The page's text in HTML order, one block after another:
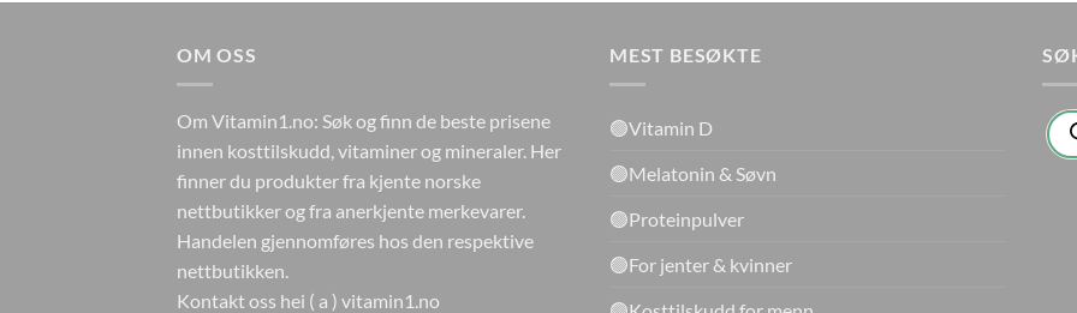
OM OSS
Om Vitamin1.no: Søk og finn de beste prisene
innen kosttilskudd, vitaminer og mineraler. Her
finner du produkter fra kjente norske
nettbutikker og fra anerkjente merkevarer.
Handelen gjennomføres hos den respektive
nettbutikken.
Kontakt oss hei ( a ) vitamin1.no
MEST BESØKTE
🟢Vitamin D
🟢Melatonin & Søvn
🟢Proteinpulver
🟢For jenter & kvinner